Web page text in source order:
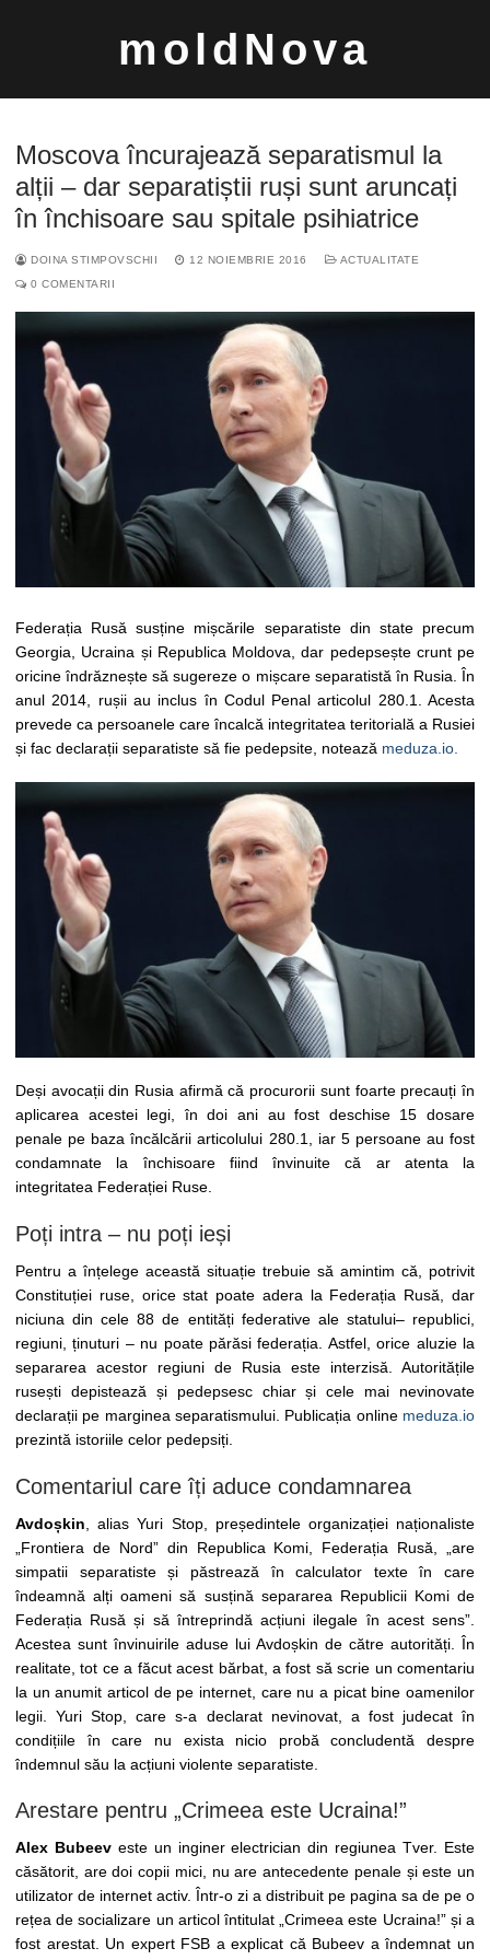
moldNova
după:
Moscova încurajează separatismul la
alții – dar separatiștii ruși sunt aruncați
în închisoare sau spitale psihiatrice
DOINA STIMPOVSCHII 12 NOIEMBRIE 2016
ACTUALITATE
0 COMENTARII
Federația Rusă susține mișcările separatiste din state precum
Georgia, Ucraina și Republica Moldova, dar pedepsește crunt pe
oricine îndrăznește să sugereze o mișcare separatistă în Rusia. În
anul 2014, rușii au inclus în Codul Penal articolul 280.1. Acesta
prevede ca persoanele care încalcă integritatea teritorială a Rusiei
și fac declarații separatiste să fie pedepsite, notează meduza.io.
Deși avocații din Rusia afirmă că procurorii sunt foarte precauți în
aplicarea acestei legi, în doi ani au fost deschise 15 dosare
penale pe baza încălcării articolului 280.1, iar 5 persoane au fost
condamnate la închisoare fiind învinuite că ar atenta la
integritatea Federației Ruse.
Poți intra – nu poți ieși
Pentru a înțelege această situație trebuie să amintim că, potrivit
Constituției ruse, orice stat poate adera la Federația Rusă, dar
niciuna din cele 88 de entități federative ale statului– republici,
regiuni, ținuturi – nu poate părăsi federația. Astfel, orice aluzie la
separarea acestor regiuni de Rusia este interzisă. Autoritățile
rusești depistează și pedepsesc chiar și cele mai nevinovate
declarații pe marginea separatismului. Publicația online meduza.io
prezintă istoriile celor pedepsiți.
Comentariul care îți aduce condamnarea
Avdoșkin , alias Yuri Stop, președintele organizației naționaliste
„Frontiera de Nord” din Republica Komi, Federația Rusă, „are
simpatii separatiste și păstrează în calculator texte în care
îndeamnă alți oameni să susțină separarea Republicii Komi de
Federația Rusă și să întreprindă acțiuni ilegale în acest sens”.
Acestea sunt învinuirile aduse lui Avdoșkin de către autorități. În
realitate, tot ce a făcut acest bărbat, a fost să scrie un comentariu
la un anumit articol de pe internet, care nu a picat bine oamenilor
legii. Yuri Stop, care s-a declarat nevinovat, a fost judecat în
condițiile în care nu exista nicio probă concludentă despre
îndemnul său la acțiuni violente separatiste.
Arestare pentru „Crimeea este Ucraina!”
Alex Bubeeveste un inginer electrician din regiunea Tver. Este
căsătorit, are doi copii mici, nu are antecedente penale și este un
utilizator de internet activ. Într-o zi a distribuit pe pagina sa de pe o
rețea de socializare un articol întitulat „Crimeea este Ucraina!” și a
fost arestat. Un expert FSB a explicat că Bubeev a îndemnat un